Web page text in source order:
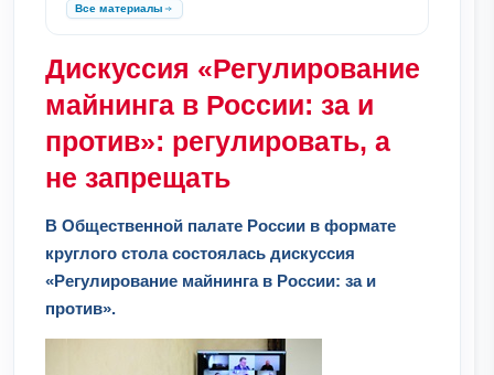
Все материалы
Дискуссия «Регулирование
майнинга в России: за и
против»: регулировать, а
не запрещать
В Общественной палате России в формате
круглого стола состоялась дискуссия
«Регулирование майнинга в России: за и
против».